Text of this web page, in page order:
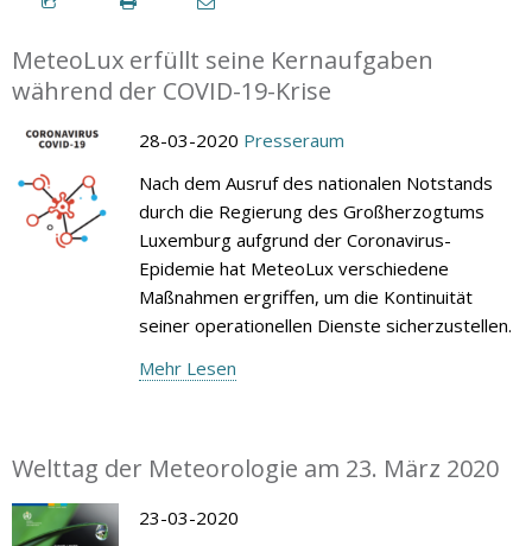
MeteoLux erfüllt seine Kernaufgaben
während der COVID-19-Krise
28-03-2020 Presseraum
Nach dem Ausruf des nationalen Notstands
durch die Regierung des Großherzogtums
Luxemburg aufgrund der Coronavirus-
Epidemie hat MeteoLux verschiedene
Maßnahmen ergriffen, um die Kontinuität
seiner operationellen Dienste sicherzustellen.
Mehr Lesen
Welttag der Meteorologie am 23. März 2020
23-03-2020